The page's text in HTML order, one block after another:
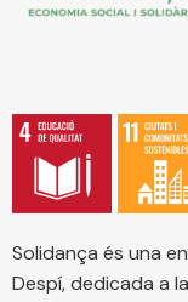
Solidança és una
Despí, dedicada a